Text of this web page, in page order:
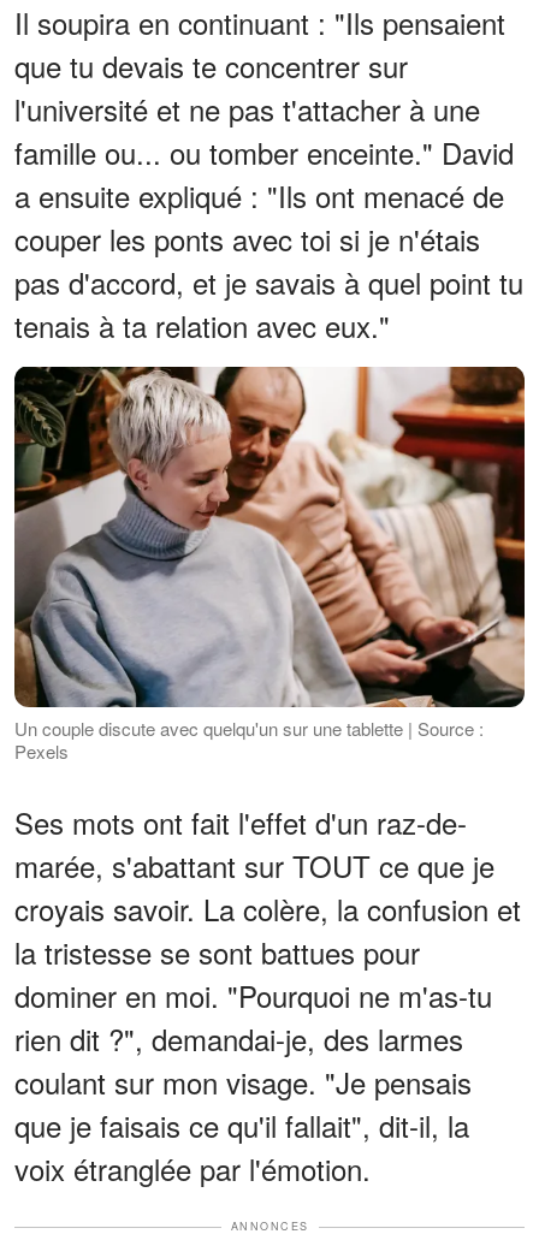
Il soupira en continuant : "Ils pensaient
que tu devais te concentrer sur
l'université et ne pas t'attacher à une
famille ou... ou tomber enceinte." David
a ensuite expliqué : "Ils ont menacé de
couper les ponts avec toi si je n'étais
pas d'accord, et je savais à quel point tu
tenais à ta relation avec eux."
Un couple discute avec quelqu'un sur une tablette | Source :
Pexels
Ses mots ont fait l'effet d'un raz-de-
marée, s'abattant sur TOUT ce que je
croyais savoir. La colère, la confusion et
la tristesse se sont battues pour
dominer en moi. "Pourquoi ne m'as-tu
rien dit ?", demandai-je, des larmes
coulant sur mon visage. "Je pensais
que je faisais ce qu'il fallait", dit-il, la
voix étranglée par l'émotion.
ANNONCES